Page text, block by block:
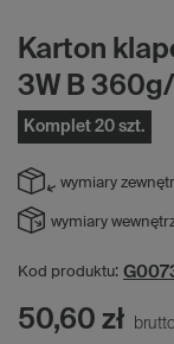
Karton
3W B
Komplet 20 szt.
wymiary
wymiary
Kod produktu:
50,60 zł brutto